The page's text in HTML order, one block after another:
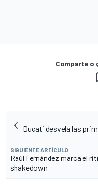
Comparte o
Ducati desvela las
SIGUIENTE ARTÍCULO
Raúl Fernández marca el
shakedown